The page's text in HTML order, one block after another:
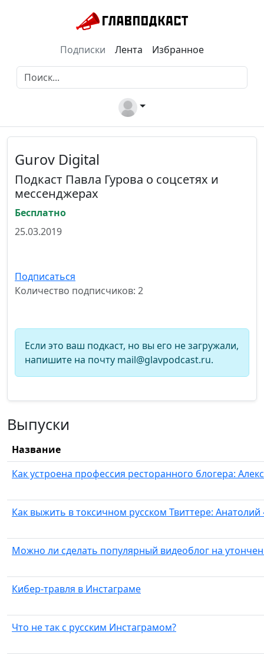
Подписки Лента Избранное
Gurov Digital
Подкаст Павла Гурова о соцсетях и
мессенджерах
Бесплатно
25.03.2019
Подписаться
Количество подписчиков: 2
Если это ваш подкаст, но вы его не загружали,
напишите на почту mail@glavpodcast.ru.
Выпуски
Название
Как устроена профессия ресторанного блогера:
Как выжить в токсичном русском Твиттере: Анатолий
Можно ли сделать популярный видеоблог на
Кибер-травля в Инстаграме
Что не так с русским Инстаграмом?